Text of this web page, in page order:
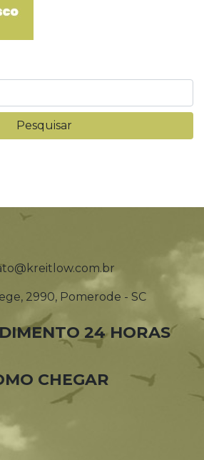
2990, Pomerode - SC
24 HORAS
CHEGAR